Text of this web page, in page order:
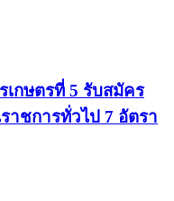
กษตรที่ 5 รับสมัคร
าชการทั่วไป 7 อัตรา